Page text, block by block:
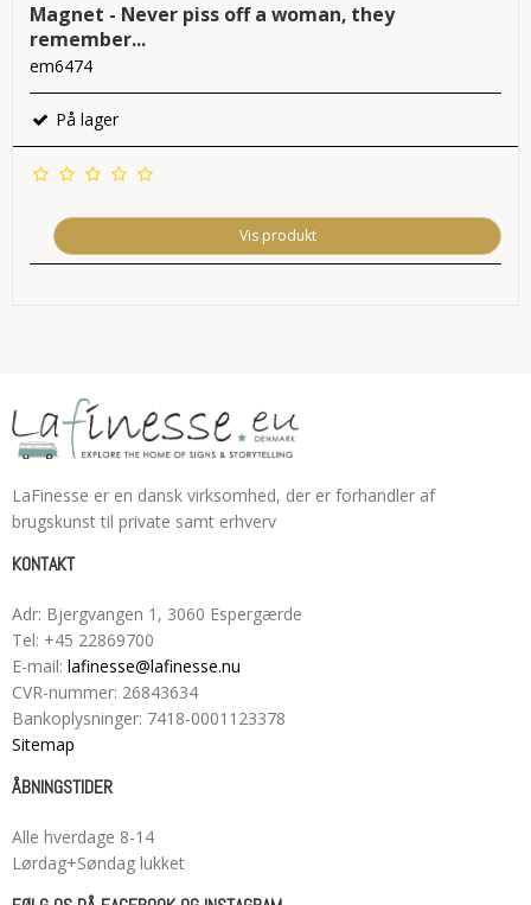
Magnet - Never piss off a woman, they
remember...
em6474
På lager
Vis produkt
LaFinesse er en dansk virksomhed, der er forhandler af
brugskunst til private samt erhverv
KONTAKT
Adr: Bjergvangen 1 , 3060 Espergærde
Tel: +45 22869700
E-mail: lafinesse@lafinesse.nu
CVR-nummer: 26843634
Bankoplysninger: 7418-0001123378
Sitemap
ÅBNINGSTIDER
Alle hverdage 8-14
Lørdag+Søndag lukket